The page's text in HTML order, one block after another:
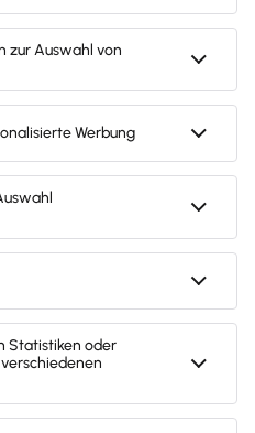
machen
persönlichen Daten
und
Fertig!
Deluxe